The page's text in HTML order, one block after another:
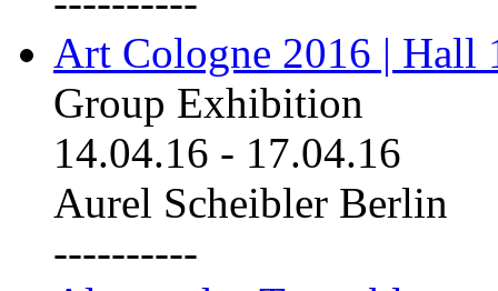
Art Cologne 2016 | Hall
Group Exhibition
14.04.16 - 17.04.16
Aurel Scheibler Berlin
----------